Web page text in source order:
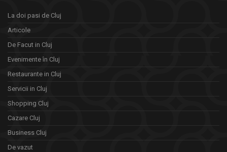
La doi pasi de Cluj
Articole
De Facut in Cluj
Evenimente în Cluj
Restaurante in Cluj
Servicii in Cluj
Shopping Cluj
Cazare Cluj
Business Cluj
De vazut